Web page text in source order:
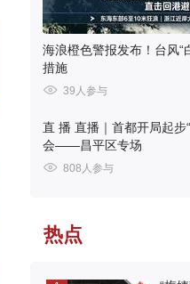
海浪橙色警报发布！台风“
措施
39人参与
直 播 直播｜首都开局起步
会——昌平区专场
808人参与
热点